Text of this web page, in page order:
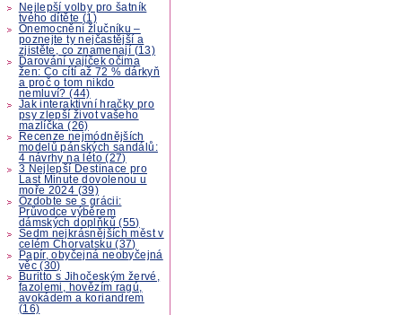
Nejlepší volby pro šatník
tvého dítěte (1)
Onemocnění žlučníku –
poznejte ty nejčastější a
zjistěte, co znamenají (13)
Darování vajíček očima
žen: Co cítí až 72 % dárkyň
a proč o tom nikdo
nemluví? (44)
Jak interaktivní hračky pro
psy zlepší život vašeho
mazlíčka (26)
Recenze nejmódnějších
modelů pánských sandálů:
4 návrhy na léto (27)
3 Nejlepší Destinace pro
Last Minute dovolenou u
moře 2024 (39)
Ozdobte se s grácii:
Průvodce výběrem
dámských doplňků (55)
Sedm nejkrásnějších měst v
celém Chorvatsku (37)
Papír, obyčejná neobyčejná
věc (30)
Buritto s Jihočeským žervé,
fazolemi, hovězím ragú,
avokádem a koriandrem
(16)